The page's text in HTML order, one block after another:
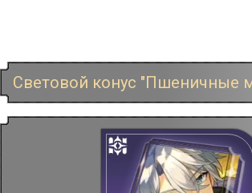
Световой конус "Пшеничные